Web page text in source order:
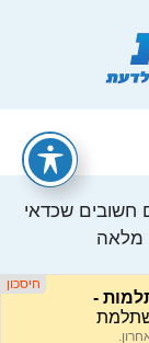
חשובים שכדאי
מלאה